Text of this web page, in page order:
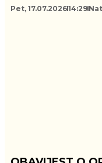
Pet, 17.07.202614:29